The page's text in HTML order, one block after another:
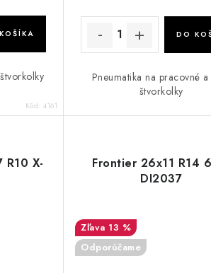
Kód:4161
DO
Pneumatika na pracovné
štvorkolky
R10 X-
Frontier 26x11 R14
DI2037
13 %
Odporúčame